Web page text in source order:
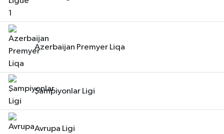
Azerbaijan Premyer Liqa
Şampiyonlar Ligi
Avrupa Ligi